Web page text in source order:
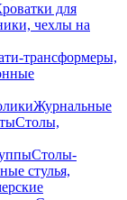
для
чехлы на
трансформеры,
Журнальные
Столы,
Столы-
стулья,